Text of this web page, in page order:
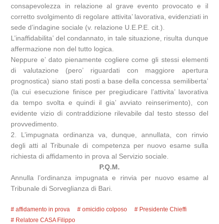
consapevolezza in relazione al grave evento provocato e il
corretto svolgimento di regolare attivita’ lavorativa, evidenziati in
sede d’indagine sociale (v. relazione U.E.P.E. cit.).
L’inaffidabilita’ del condannato, in tale situazione, risulta dunque
affermazione non del tutto logica.
Neppure e’ dato pienamente cogliere come gli stessi elementi
di valutazione (pero’ riguardati con maggiore apertura
prognostica) siano stati posti a base della concessa semiliberta’
(la cui esecuzione finisce per pregiudicare l’attivita’ lavorativa
da tempo svolta e quindi il gia’ avviato reinserimento), con
evidente vizio di contraddizione rilevabile dal testo stesso del
provvedimento.
2. L’impugnata ordinanza va, dunque, annullata, con rinvio
degli atti al Tribunale di competenza per nuovo esame sulla
richiesta di affidamento in prova al Servizio sociale.
P.Q.M.
Annulla l’ordinanza impugnata e rinvia per nuovo esame al
Tribunale di Sorveglianza di Bari.
affidamento in prova omicidio colposo
Presidente Chieffi
Relatore CASA Filippo